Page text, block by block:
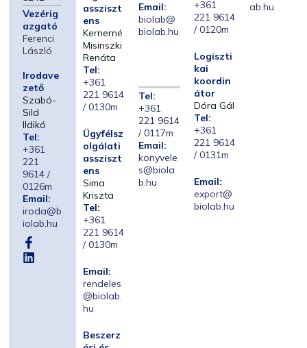
Vezérig
azgató
Ferenci
László
Irodave
zető
Szabó-
Sild
Ildikó
Tel:
+361
221
9614 /
0126m
Email:
iroda@b
iolab.hu
assziszt
ens
Kernerné
Misinszki
Renáta
Tel:
+361
221 9614
/ 0130m
Ügyfélsz
olgálati
assziszt
ens
Sima
Kriszta
Tel:
+361
221 9614
/ 0130m
Email:
rendeles
@biolab.
hu
Beszerz
Email:
biolab@
biolab.hu
Tel:
+361
221 9614
/ 0117m
Email:
konyvele
s@biola
b.hu
+361
221 9614
/ 0120m
Logiszti
kai
koordin
átor
Dóra Gál
Tel:
+361
221 9614
/ 0131m
Email:
export@
biolab.hu
ab.hu